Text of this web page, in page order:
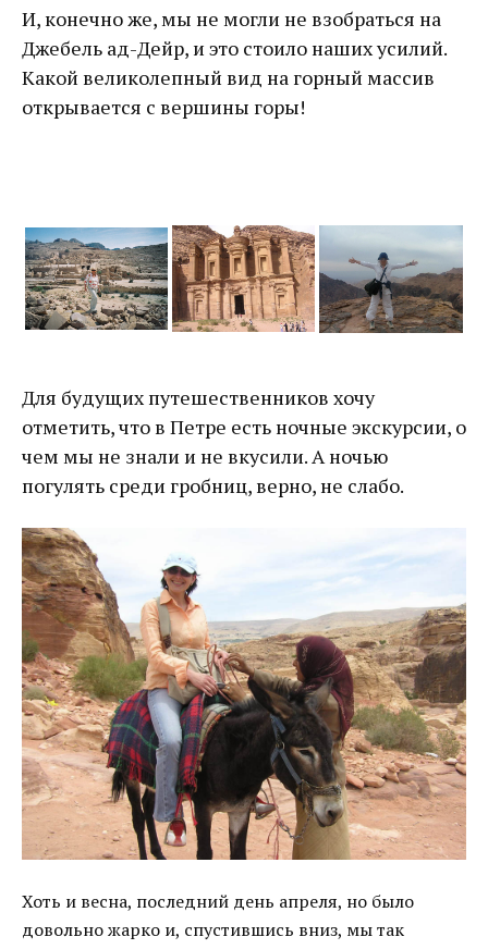
И, конечно же, мы не могли не взобраться на
Джебель ад-Дейр, и это стоило наших усилий.
Какой великолепный вид на горный массив
открывается с вершины горы!
Для будущих путешественников хочу
отметить, что в Петре есть ночные экскурсии, о
чем мы не знали и не вкусили. А ночью
погулять среди гробниц, верно, не слабо.
Хоть и весна, последний день апреля, но было
довольно жарко и, спустившись вниз, мы так